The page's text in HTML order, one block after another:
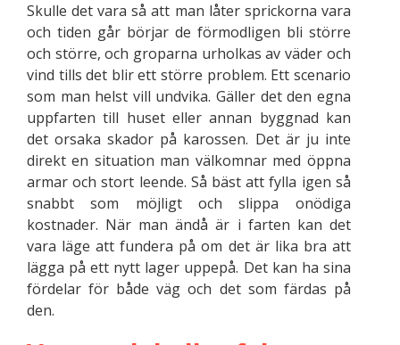
Skulle det vara så att man låter sprickorna vara
och tiden går börjar de förmodligen bli större
och större, och groparna urholkas av väder och
vind tills det blir ett större problem. Ett scenario
som man helst vill undvika. Gäller det den egna
uppfarten till huset eller annan byggnad kan
det orsaka skador på karossen. Det är ju inte
direkt en situation man välkomnar med öppna
armar och stort leende. Så bäst att fylla igen så
snabbt som möjligt och slippa onödiga
kostnader. När man ändå är i farten kan det
vara läge att fundera på om det är lika bra att
lägga på ett nytt lager uppepå. Det kan ha sina
fördelar för både väg och det som färdas på
den.